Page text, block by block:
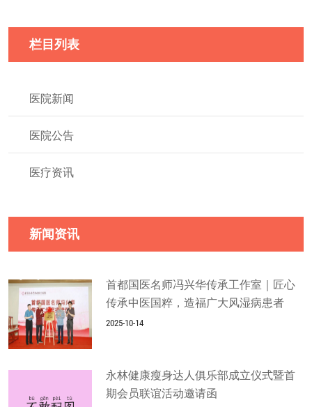
栏目列表
医院新闻
医院公告
医疗资讯
新闻资讯
首都国医名师冯兴华传承工作室｜匠心
传承中医国粹，造福广大风湿病患者
2025-10-14
永林健康瘦身达人俱乐部成立仪式暨首
期会员联谊活动邀请函